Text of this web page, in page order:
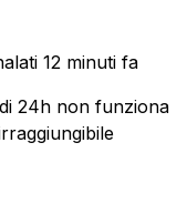
12 minuti fa
24h non funziona